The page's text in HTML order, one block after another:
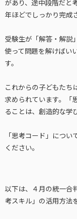
があり、途中段階だと
年ほどでしっかり完成
受験生が「解答・解説
使って問題を解けばい
す。
これからの子どもたち
求められています。「
ることは、創造的な学
「思考コード」につい
ください。
以下は、４月の統一合
考スキル」の活用方法